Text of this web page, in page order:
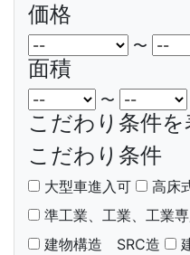
価格
〜
面積
〜
こだわり条件を
こだわり条件
大型車進入可
高床
準工業、工業、工業
建物構造 SRC造